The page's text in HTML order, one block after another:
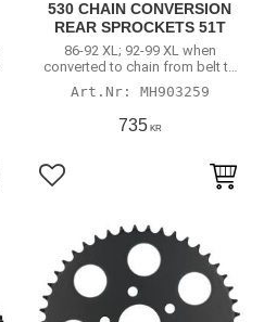
530 CHAIN CONVERSION
REAR SPROCKETS 51T
86-92 XL; 92-99 XL when
converted to chain from belt to
rear chain.
MH903259
735KR
Lägg till i favoriter